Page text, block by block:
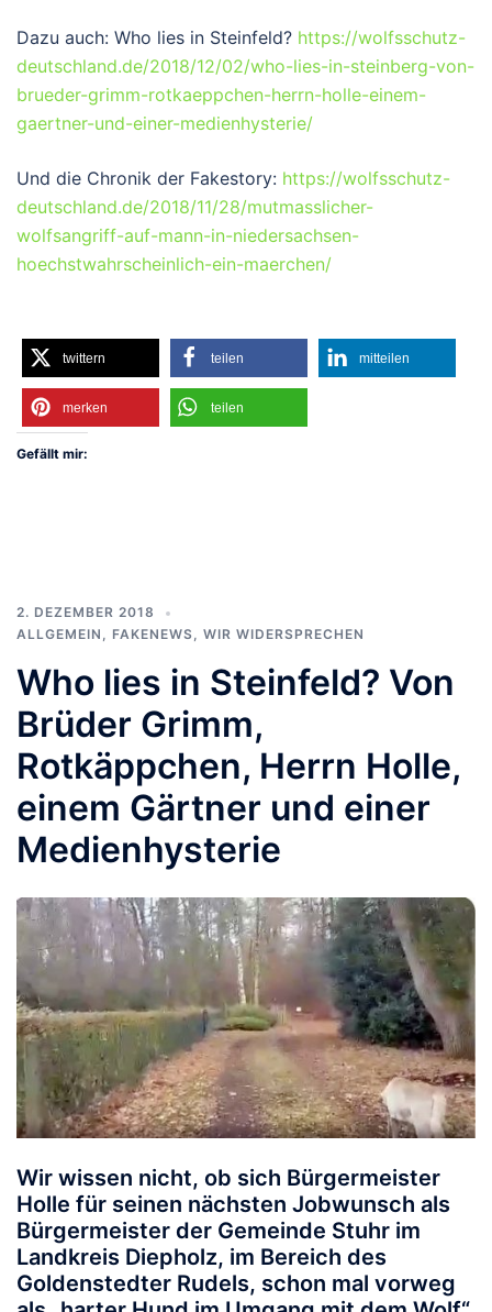
Dazu auch: Who lies in Steinfeld? https://wolfsschutz-
deutschland.de/2018/12/02/who-lies-in-steinberg-von-
brueder-grimm-rotkaeppchen-herrn-holle-einem-
gaertner-und-einer-medienhysterie/
Und die Chronik der Fakestory: https://wolfsschutz-
deutschland.de/2018/11/28/mutmasslicher-
wolfsangriff-auf-mann-in-niedersachsen-
hoechstwahrscheinlich-ein-maerchen/
twittern teilen mitteilen
merken teilen
Gefällt mir:
2. DEZEMBER 2018
ALLGEMEIN , FAKENEWS, WIR WIDERSPRECHEN
Who lies in Steinfeld? Von
Brüder Grimm,
Rotkäppchen, Herrn Holle,
einem Gärtner und einer
Medienhysterie
Wir wissen nicht, ob sich Bürgermeister
Holle für seinen nächsten Jobwunsch als
Bürgermeister der Gemeinde Stuhr im
Landkreis Diepholz, im Bereich des
Goldenstedter Rudels, schon mal vorweg